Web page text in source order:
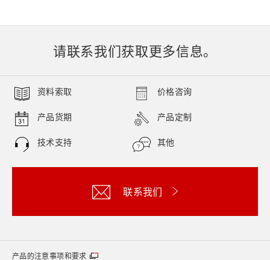
请联系我们获取更多信息。
资料索取 价格咨询
产品货期 产品定制
技术支持 其他
联系我们
产品的注意事项和要求